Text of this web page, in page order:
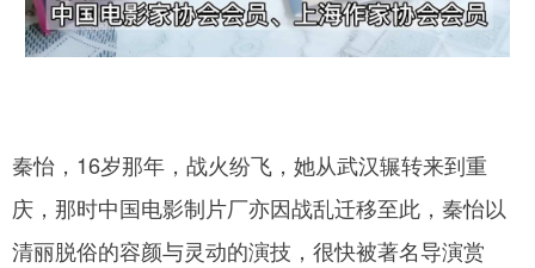
秦怡，16岁那年，战火纷飞，她从武汉辗转来到重
庆，那时中国电影制片厂亦因战乱迁移至此，秦怡以
清丽脱俗的容颜与灵动的演技，很快被著名导演赏